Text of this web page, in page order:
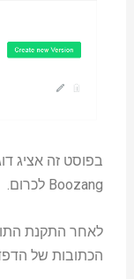
בפוסט זה אציג
Boozang לכרום.
לאחר התקנת
הכתובות של